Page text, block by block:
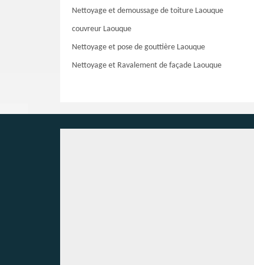
Nettoyage et demoussage de toiture Laouque
couvreur Laouque
Nettoyage et pose de gouttière Laouque
Nettoyage et Ravalement de façade Laouque